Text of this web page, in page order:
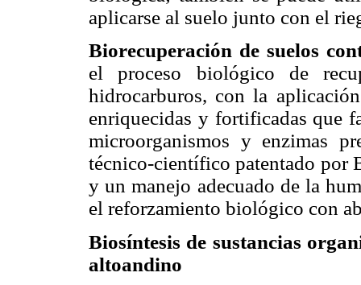
aplicarse al suelo junto con el
Biorecuperación de suelos
el proceso biológico de
hidrocarburos, con la
enriquecidas y fortificadas que
microorganismos y enzimas
técnico-científico patentado por
y un manejo adecuado de la
el reforzamiento biológico con
Biosíntesis de sustancias
altoandino